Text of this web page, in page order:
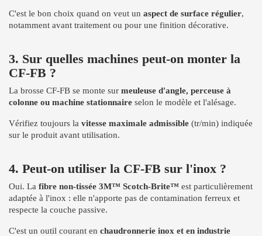
C'est le bon choix quand on veut un aspect de surface régulier,
notamment avant traitement ou pour une finition décorative.
3. Sur quelles machines peut-on monter la
CF-FB ?
La brosse CF-FB se monte sur meuleuse d'angle, perceuse à
colonne ou machine stationnaire selon le modèle et l'alésage.
Vérifiez toujours la vitesse maximale admissible (tr/min) indiquée
sur le produit avant utilisation.
4. Peut-on utiliser la CF-FB sur l'inox ?
Oui. La fibre non-tissée 3M™ Scotch-Brite™ est particulièrement
adaptée à l'inox : elle n'apporte pas de contamination ferreux et
respecte la couche passive.
C'est un outil courant en chaudronnerie inox et en industrie